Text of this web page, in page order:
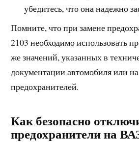
убедитесь, что она надежно
Помните, что при замене
2103 необходимо использовать
же значений, указанных в
документации автомобиля или
предохранителей.
Как безопасно
предохранители на